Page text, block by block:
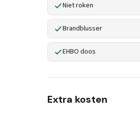
Niet roken
Brandblusser
EHBO doos
Extra kosten